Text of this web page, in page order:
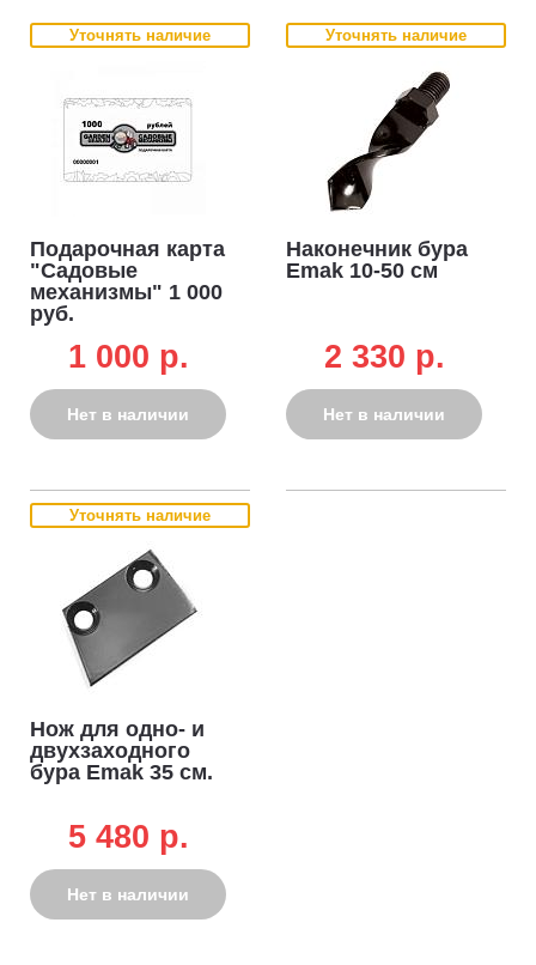
Уточнять наличие
Подарочная карта
"Садовые
механизмы" 1 000
руб.
1 000 p.
Нет в наличии
Уточнять наличие
Наконечник бура
Emak 10-50 см
2 330 p.
Нет в наличии
Уточнять наличие
Нож для одно- и
двухзаходного
бура Emak 35 см.
5 480 p.
Нет в наличии